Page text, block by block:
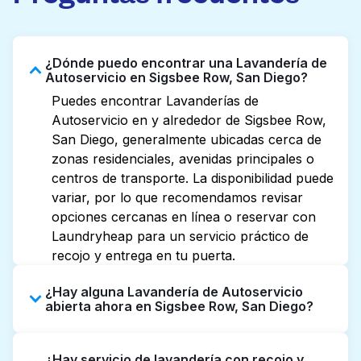
¿Dónde puedo encontrar una Lavandería de
Autoservicio en Sigsbee Row, San Diego?
Puedes encontrar Lavanderías de
Autoservicio en y alrededor de Sigsbee Row,
San Diego, generalmente ubicadas cerca de
zonas residenciales, avenidas principales o
centros de transporte. La disponibilidad puede
variar, por lo que recomendamos revisar
opciones cercanas en línea o reservar con
Laundryheap para un servicio práctico de
recojo y entrega en tu puerta.
¿Hay alguna Lavandería de Autoservicio
abierta ahora en Sigsbee Row, San Diego?